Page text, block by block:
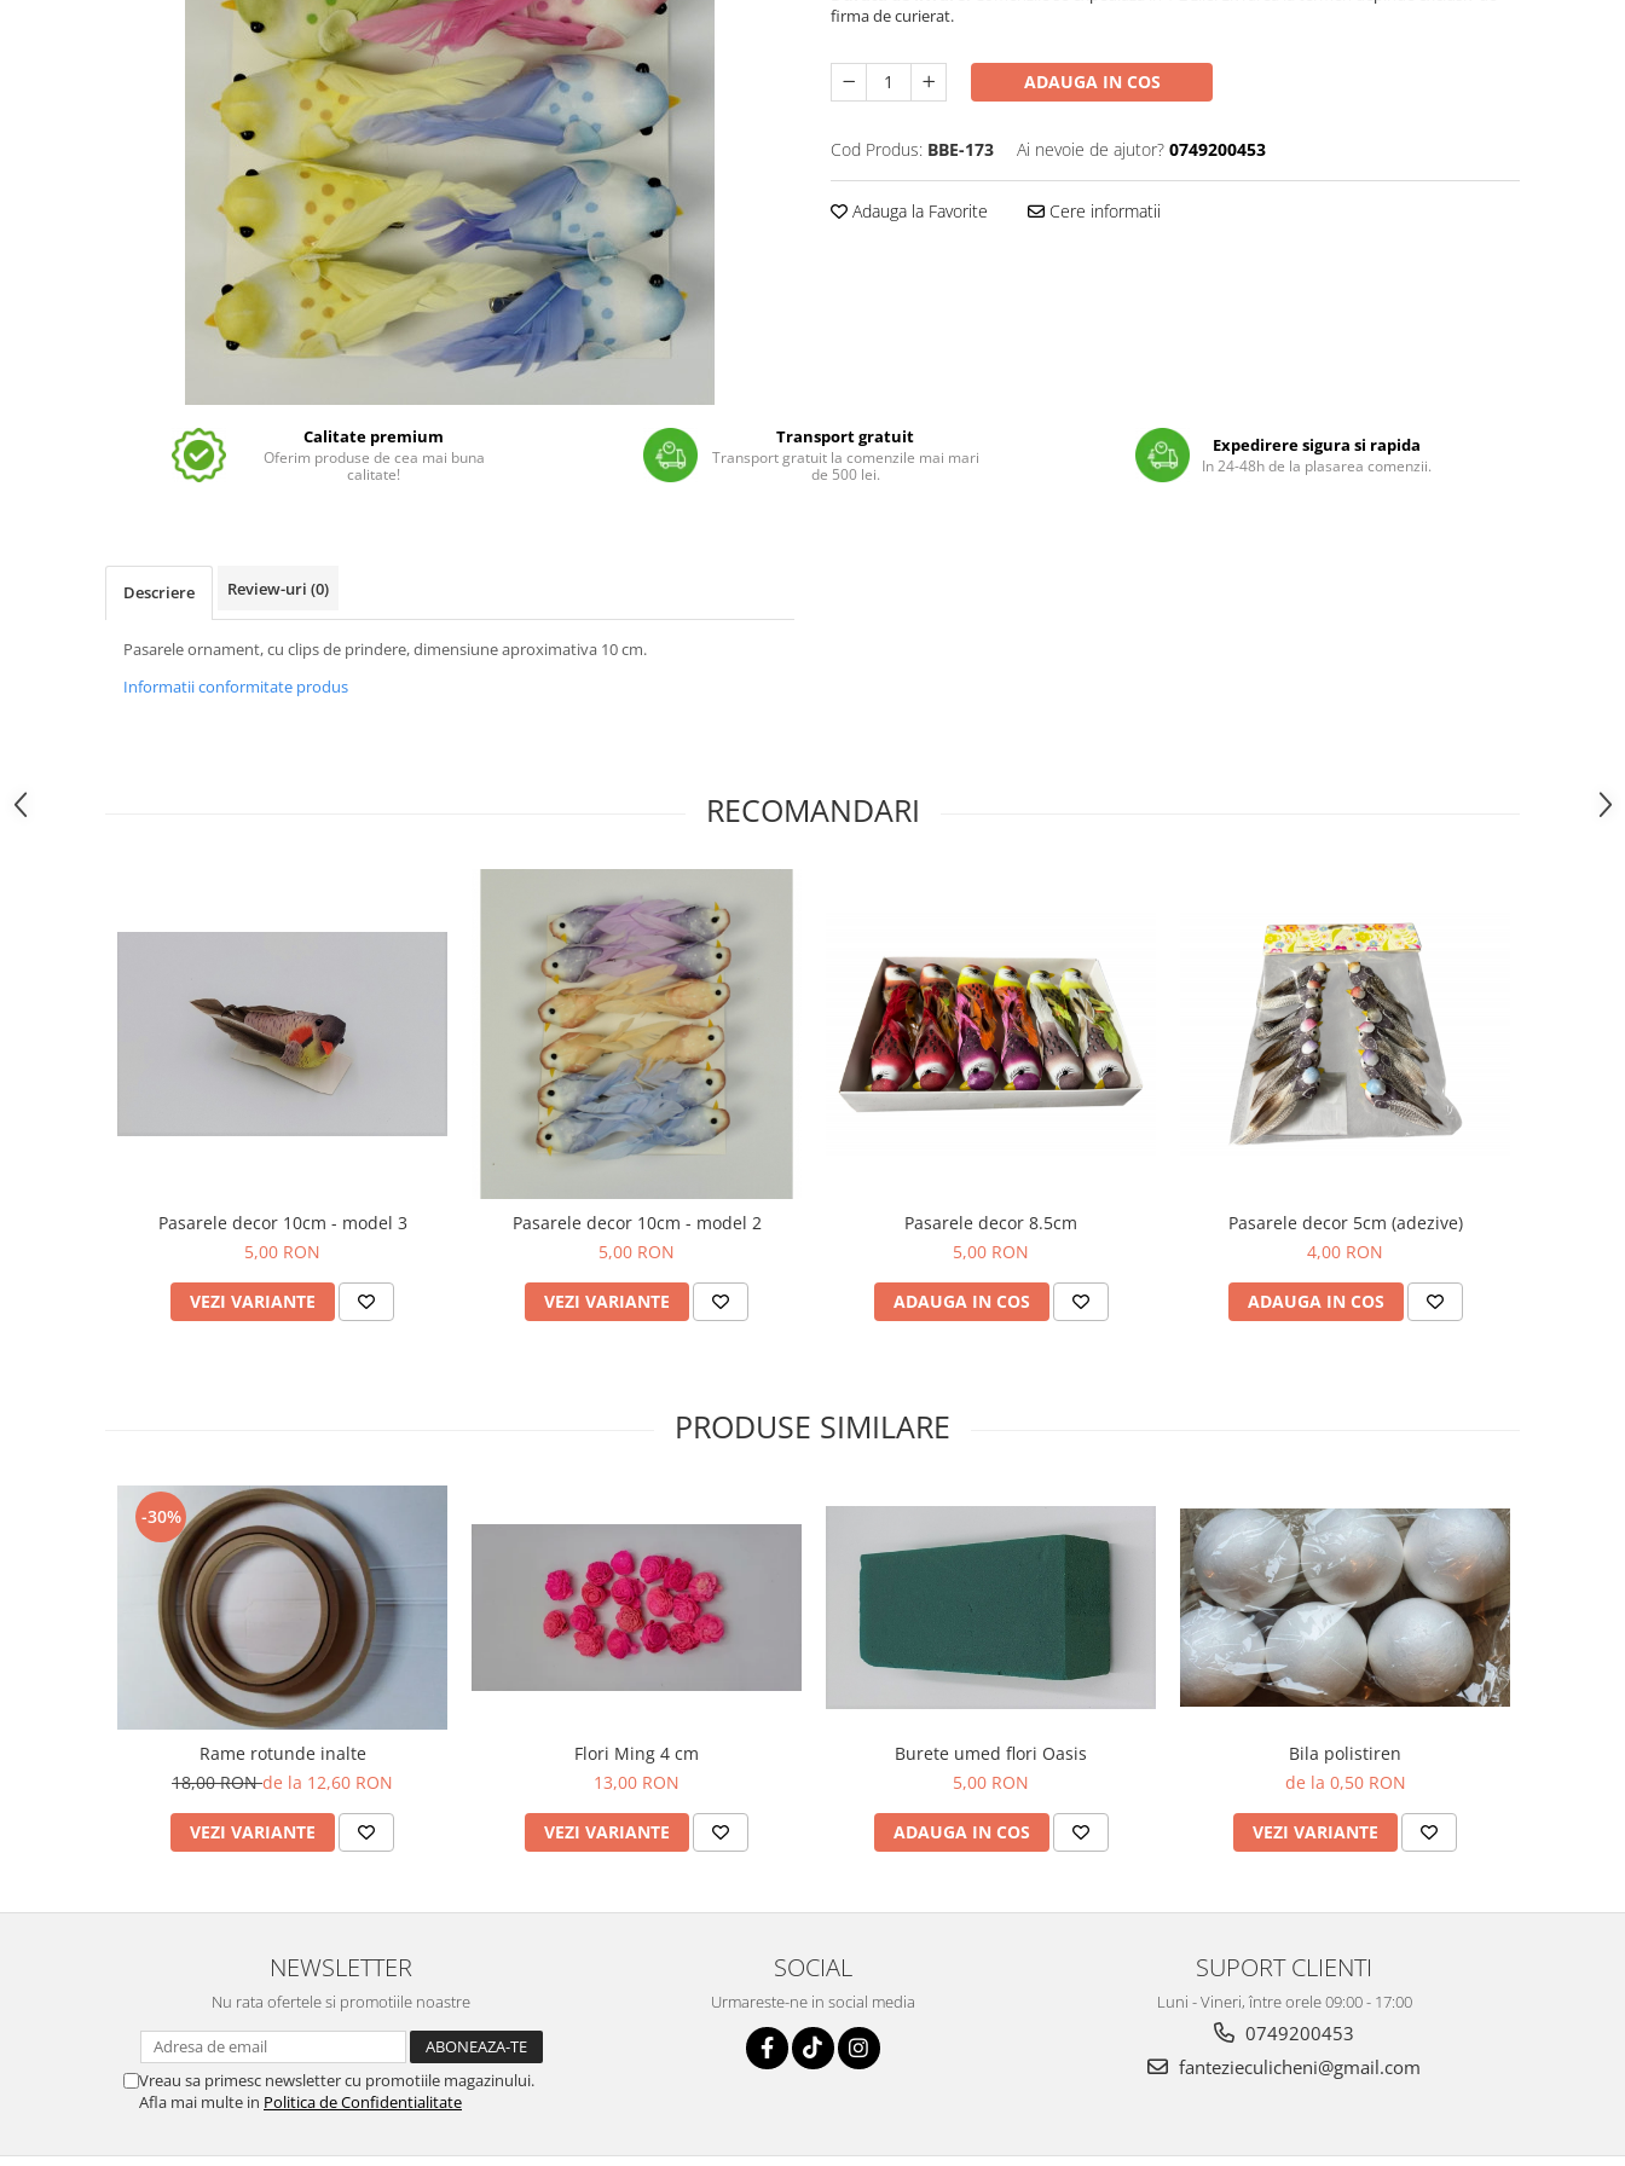
firma de curierat.
ADAUGA IN COS
Cod Produs: BBE-173 Ai nevoie de ajutor? 0749200453
Adauga la Favorite Cere informatii
Calitate premium
Oferim produse de cea mai buna
calitate!
Transport gratuit
Transport gratuit la comenzile mai mari
de 500 lei.
Expedirere sigura si rapida
In 24-48h de la plasarea comenzii.
Descriere Review-uri (0)
Pasarele ornament, cu clips de prindere, dimensiune aproximativa 10 cm.
Informatii conformitate produs
RECOMANDARI
Pasarele decor 10cm - model 3
5,00 RON
VEZI VARIANTE
Pasarele decor 10cm - model 2
5,00 RON
VEZI VARIANTE
Pasarele decor 8.5cm
5,00 RON
ADAUGA IN COS
Pasarele decor 5cm (adezive)
4,00 RON
ADAUGA IN COS
PRODUSE SIMILARE
-30%
Rame rotunde inalte
18,00 RONde la 12,60 RON
VEZI VARIANTE
Flori Ming 4 cm
13,00 RON
VEZI VARIANTE
Burete umed flori Oasis
5,00 RON
ADAUGA IN COS
Bila polistiren
de la 0,50 RON
VEZI VARIANTE
NEWSLETTER
Nu rata ofertele si promotiile noastre
Vreau sa primesc newsletter cu promotiile magazinului.
Afla mai multe in Politica de Confidentialitate
SOCIAL
Urmareste-ne in social media
SUPORT CLIENTI
Luni - Vineri, între orele 09:00 - 17:00
0749200453
fantezieculicheni@gmail.com